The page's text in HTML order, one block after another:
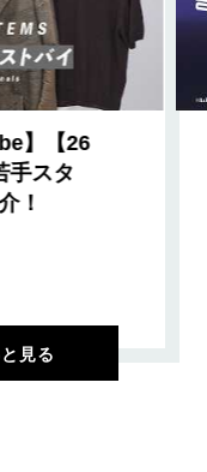
】【26
手スタ
！
見る